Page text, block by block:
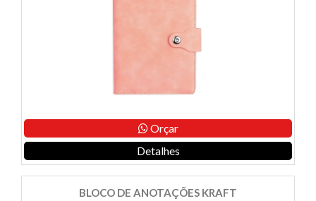
Orçar
Detalhes
BLOCO DE ANOTAÇÕES KRAFT